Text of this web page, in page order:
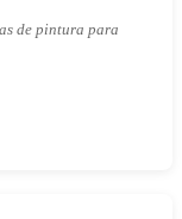
de pintura para